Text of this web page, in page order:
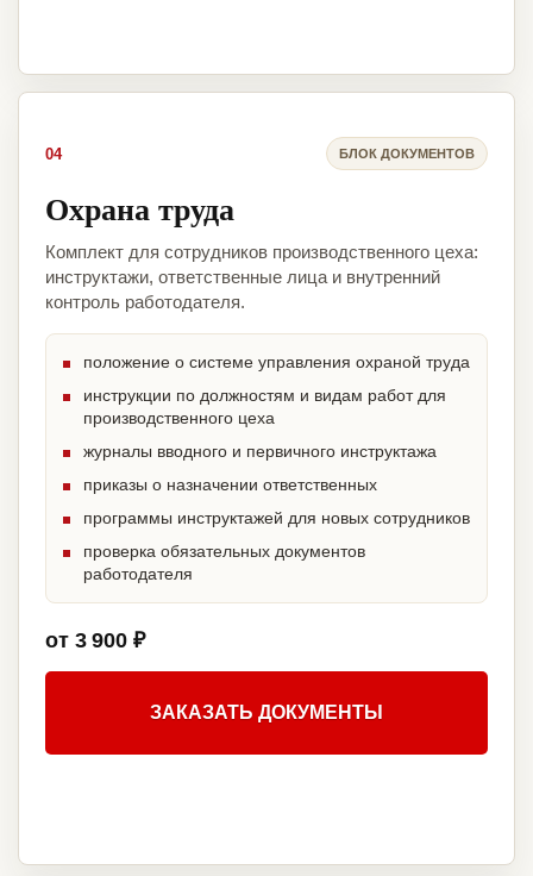
04 БЛОК ДОКУМЕНТОВ
Охрана труда
Комплект для сотрудников производственного цеха:
инструктажи, ответственные лица и внутренний
контроль работодателя.
положение о системе управления охраной труда
инструкции по должностям и видам работ для
производственного цеха
журналы вводного и первичного инструктажа
приказы о назначении ответственных
программы инструктажей для новых сотрудников
проверка обязательных документов
работодателя
от 3 900 ₽
ЗАКАЗАТЬ ДОКУМЕНТЫ